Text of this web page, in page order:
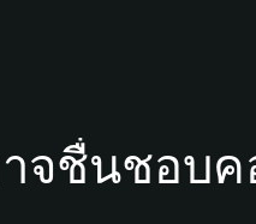
จชื่นชอบค